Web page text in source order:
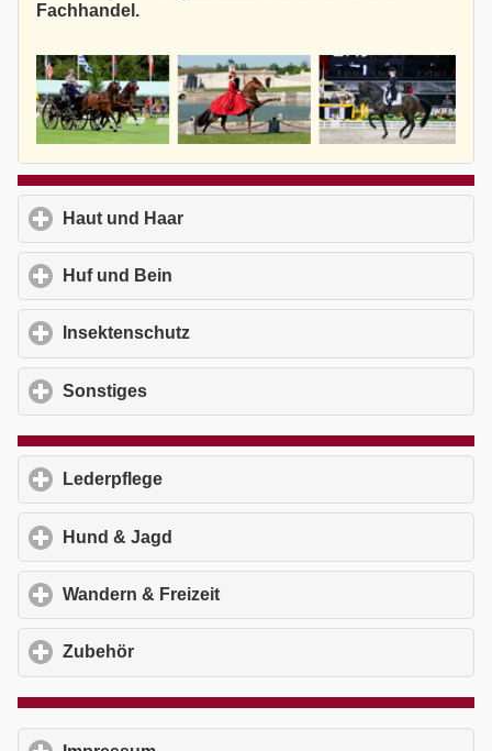
Fachhandel.
Haut und Haar
Huf und Bein
Insektenschutz
Sonstiges
Lederpflege
Hund & Jagd
Wandern & Freizeit
Zubehör